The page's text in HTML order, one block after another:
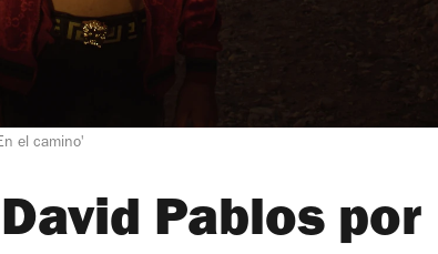
el camino'
Pablos por